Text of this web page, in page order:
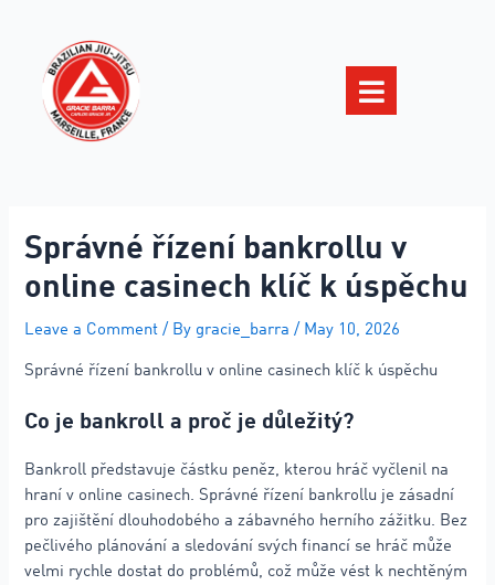
Správné řízení bankrollu v
online casinech klíč k úspěchu
Leave a Comment / By gracie_barra/ May 10, 2026
Správné řízení bankrollu v online casinech klíč k úspěchu
Co je bankroll a proč je důležitý?
Bankroll představuje částku peněz, kterou hráč vyčlenil na
hraní v online casinech. Správné řízení bankrollu je zásadní
pro zajištění dlouhodobého a zábavného herního zážitku. Bez
pečlivého plánování a sledování svých financí se hráč může
velmi rychle dostat do problémů, což může vést k nechtěným